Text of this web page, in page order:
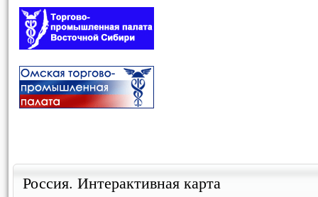
Россия. Интерактивная карта